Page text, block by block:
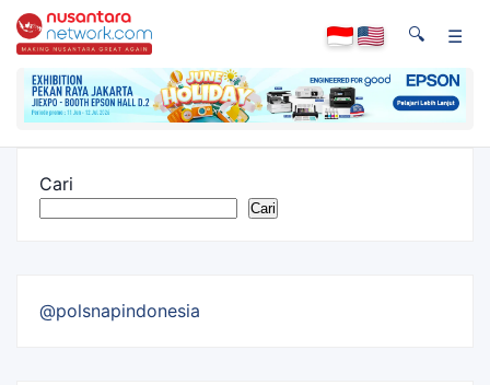
🔍 ☰
Cari
Cari
@polsnapindonesia